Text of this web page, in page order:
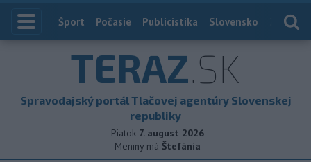
Index
Šport Počasie Publicistika Slovensko
TERAZ.SK
Spravodajský portál Tlačovej agentúry Slovenskej
republiky
Piatok 7. august 2026
Meniny má Štefánia